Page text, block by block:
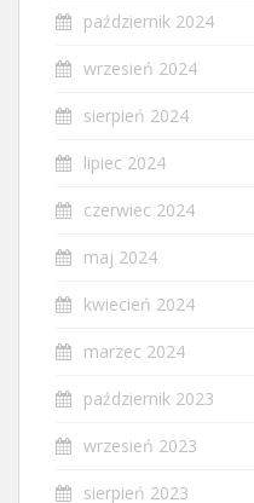
październik 2024
wrzesień 2024
sierpień 2024
lipiec 2024
czerwiec 2024
maj 2024
kwiecień 2024
marzec 2024
październik 2023
wrzesień 2023
sierpień 2023